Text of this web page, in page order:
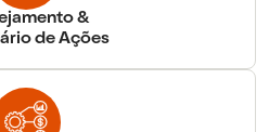
&
de Ações